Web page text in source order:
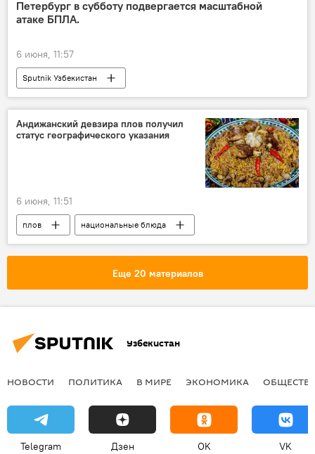
Петербург в субботу подвергается масштабной
атаке БПЛА.
6 июня, 11:57
Sputnik Узбекистан
Андижанский девзира плов получил
статус географического указания
6 июня, 11:51
плов
национальные блюда
Узбекистан
Андижанская область
Еще 20 материалов
Узбекистан
НОВОСТИ ПОЛИТИКА В МИРЕ ЭКОНОМИКА
Telegram Дзен OK VK